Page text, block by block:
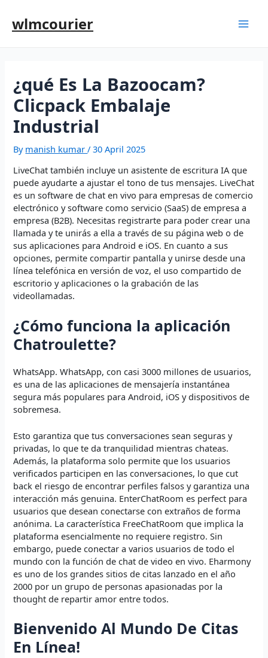
wlmcourier
¿qué Es La Bazoocam?
Clicpack Embalaje
Industrial
By manish kumar/30 April 2025
LiveChat también incluye un asistente de escritura IA que
puede ayudarte a ajustar el tono de tus mensajes. LiveChat
es un software de chat en vivo para empresas de comercio
electrónico y software como servicio (SaaS) de empresa a
empresa (B2B). Necesitas registrarte para poder crear una
llamada y te unirás a ella a través de su página web o de
sus aplicaciones para Android e iOS. En cuanto a sus
opciones, permite compartir pantalla y unirse desde una
línea telefónica en versión de voz, el uso compartido de
escritorio y aplicaciones o la grabación de las
videollamadas.
¿Cómo funciona la aplicación
Chatroulette?
WhatsApp. WhatsApp, con casi 3000 millones de usuarios,
es una de las aplicaciones de mensajería instantánea
segura más populares para Android, iOS y dispositivos de
sobremesa.
Esto garantiza que tus conversaciones sean seguras y
privadas, lo que te da tranquilidad mientras chateas.
Además, la plataforma solo permite que los usuarios
verificados participen en las conversaciones, lo que cut
back el riesgo de encontrar perfiles falsos y garantiza una
interacción más genuina. EnterChatRoom es perfect para
usuarios que desean conectarse con extraños de forma
anónima. La característica FreeChatRoom que implica la
plataforma esencialmente no requiere registro. Sin
embargo, puede conectar a varios usuarios de todo el
mundo con la función de chat de video en vivo. Eharmony
es uno de los grandes sitios de citas lanzado en el año
2000 por un grupo de personas apasionadas por la
thought de repartir amor entre todos.
Bienvenido Al Mundo De Citas
En Línea!